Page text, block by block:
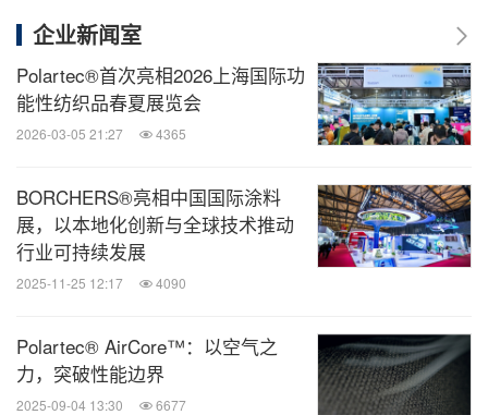
“美利肯旗下品牌Borchers®亮相2024中国国际涂料
企业新闻室
Polartec®首次亮相2026上海国际功
能性纺织品春夏展览会
2026-03-05 21:27 4365
BORCHERS®亮相中国国际涂料
展，以本地化创新与全球技术推动
行业可持续发展
2025-11-25 12:17 4090
Polartec® AirCore™：以空气之
力，突破性能边界
2025-09-04 13:30 6677